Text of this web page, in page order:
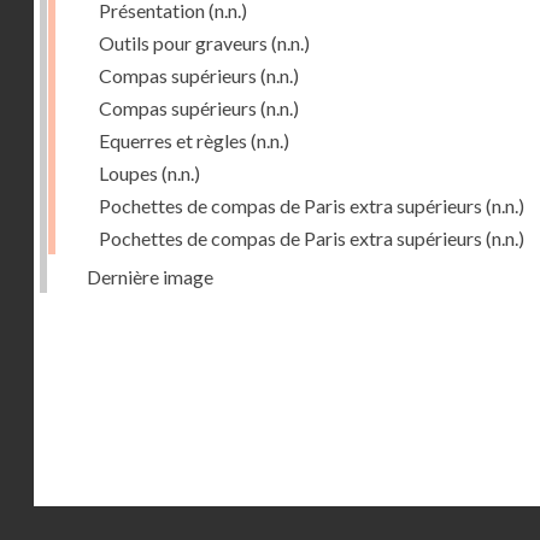
Présentation(n.n.)
Outils pour graveurs (n.n.)
Compas supérieurs (n.n.)
Compas supérieurs (n.n.)
Equerres et règles (n.n.)
Loupes (n.n.)
Pochettes de compas de Paris extra supérieurs (n.n.)
Pochettes de compas de Paris extra supérieurs (n.n.)
Dernière image